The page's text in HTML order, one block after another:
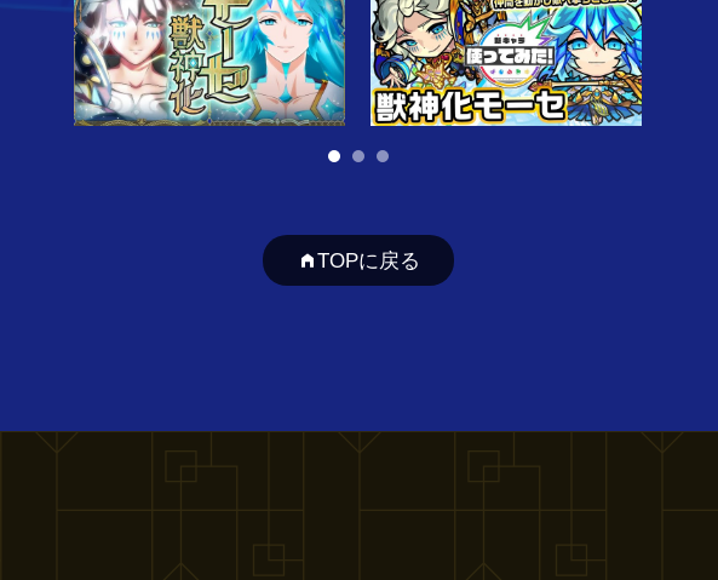
TOPに戻る